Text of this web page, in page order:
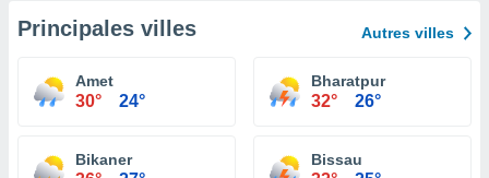
Principales villes Autres villes
Amet
30° 24°
Bharatpur
32° 26°
Bikaner Bissau